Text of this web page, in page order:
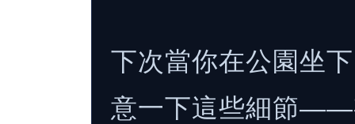
下次當你在公園坐
意一下這些細節——